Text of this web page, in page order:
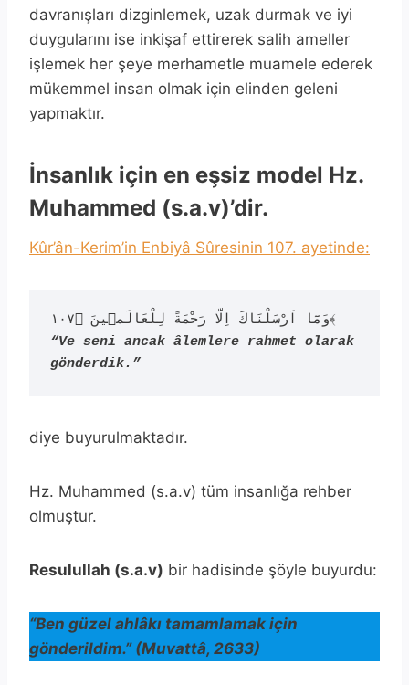
davranışları dizginlemek, uzak durmak ve iyi
duygularını ise inkişaf ettirerek salih ameller
işlemek her şeye merhametle muamele ederek
mükemmel insan olmak için elinden geleni
yapmaktır.
İnsanlık için en eşsiz model Hz.
Muhammed (s.a.v)’dir.
Kûr’ân-Kerim’in Enbiyâ Sûresinin 107. ayetinde:
“Ve seni ancak âlemlere rahmet olarak
gönderdik.”
diye buyurulmaktadır.
Hz. Muhammed (s.a.v) tüm insanlığa rehber
olmuştur.
Resulullah (s.a.v) bir hadisinde şöyle buyurdu:
“Ben güzel ahlâkı tamamlamak için
gönderildim.” (Muvattâ, 2633)